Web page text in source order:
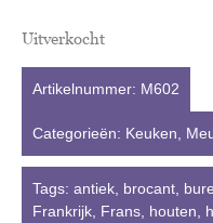
Uitverkocht
Artikelnummer: M602
Categorieën: Keuken
Tags: antiek brocant
Frankrijk Frans houten